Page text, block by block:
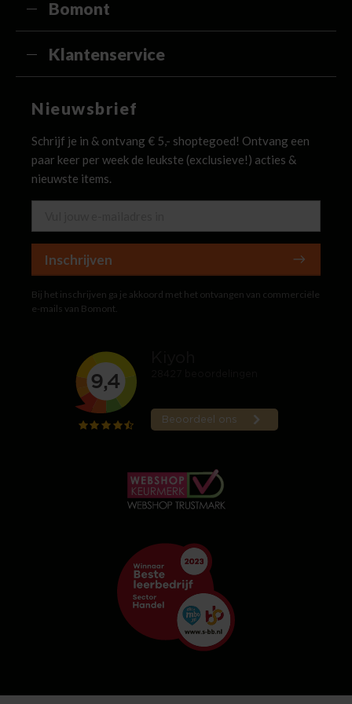
Bomont
Klantenservice
Nieuwsbrief
Schrijf je in & ontvang € 5,- shoptegoed! Ontvang een
paar keer per week de leukste (exclusieve!) acties &
nieuwste items.
Inschrijven
Bij het inschrijven ga je akkoord met het ontvangen van commerciële
e-mails van Bomont.